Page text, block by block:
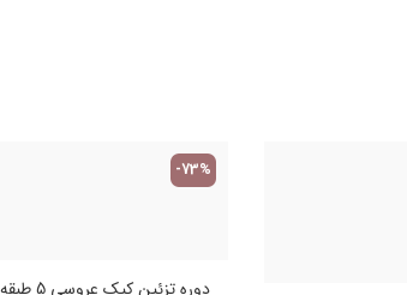
-73%
دوره تزئین کیک عروسی 5 طبقه